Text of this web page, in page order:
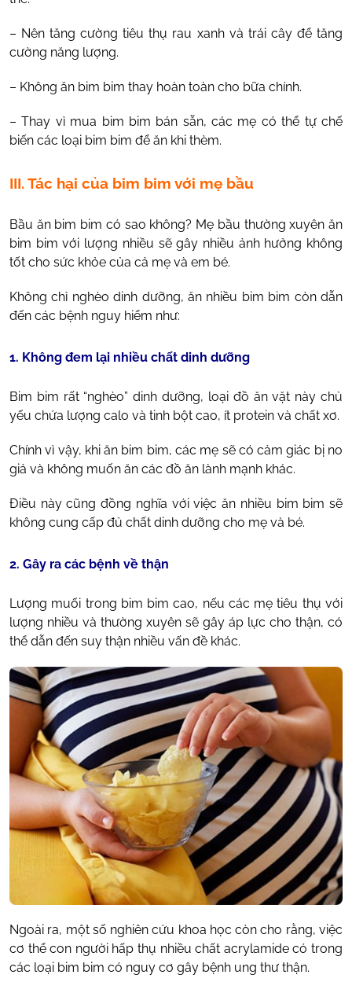
– Nên tăng cường tiêu thụ rau xanh và trái cây để tăng
cường năng lượng.
– Không ăn bim bim thay hoàn toàn cho bữa chính.
– Thay vì mua bim bim bán sẵn, các mẹ có thể tự chế
biến các loại bim bim để ăn khi thèm.
III. Tác hại của bim bim với mẹ bầu
Bầu ăn bim bim có sao không? Mẹ bầu thường xuyên ăn
bim bim với lượng nhiều sẽ gây nhiều ảnh hưởng không
tốt cho sức khỏe của cả mẹ và em bé.
Không chỉ nghèo dinh dưỡng, ăn nhiều bim bim còn dẫn
đến các bệnh nguy hiểm như:
1. Không đem lại nhiều chất dinh dưỡng
Bim bim rất “nghèo” dinh dưỡng, loại đồ ăn vặt này chủ
yếu chứa lượng calo và tinh bột cao, ít protein và chất xơ.
Chính vì vậy, khi ăn bim bim, các mẹ sẽ có cảm giác bị no
giả và không muốn ăn các đồ ăn lành mạnh khác.
Điều này cũng đồng nghĩa với việc ăn nhiều bim bim sẽ
không cung cấp đủ chất dinh dưỡng cho mẹ và bé.
2. Gây ra các bệnh về thận
Lượng muối trong bim bim cao, nếu các mẹ tiêu thụ với
lượng nhiều và thường xuyên sẽ gây áp lực cho thận, có
thể dẫn đến suy thận nhiều vấn đề khác.
Ngoài ra, một số nghiên cứu khoa học còn cho rằng, việc
cơ thể con người hấp thụ nhiều chất acrylamide có trong
các loại bim bim có nguy cơ gây bệnh ung thư thận.